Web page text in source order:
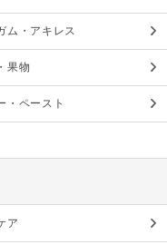
ム・アキレス
果物
・ペースト
ア